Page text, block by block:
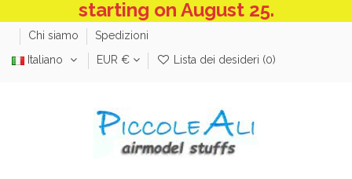
starting on August 25.
Chi siamo
Spedizioni
Italiano
EUR € Lista dei desideri (0)